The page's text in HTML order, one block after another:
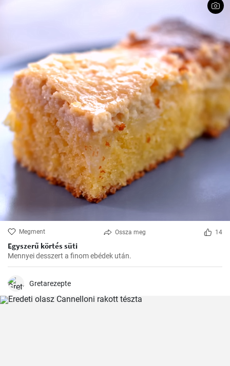
Megment Ossza meg 14
Egyszerű körtés süti
Mennyei desszert a finom ebédek után.
Gretarezepte